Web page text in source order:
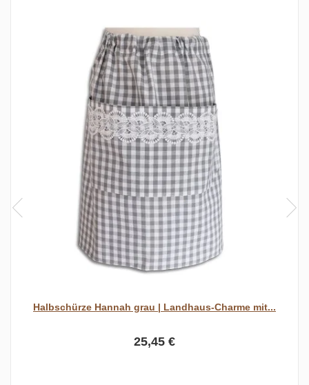
Halbschürze Hannah grau | Landhaus-Charme mit...
25,45 €